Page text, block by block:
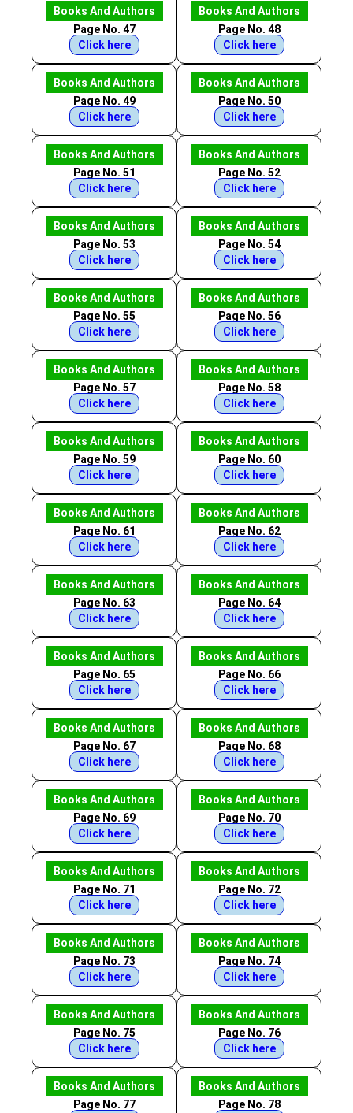
Books And Authors
Page No. 47
Click here
Books And Authors
Page No. 48
Click here
Books And Authors
Page No. 49
Click here
Books And Authors
Page No. 50
Click here
Books And Authors
Page No. 51
Click here
Books And Authors
Page No. 52
Click here
Books And Authors
Page No. 53
Click here
Books And Authors
Page No. 54
Click here
Books And Authors
Page No. 55
Click here
Books And Authors
Page No. 56
Click here
Books And Authors
Page No. 57
Click here
Books And Authors
Page No. 58
Click here
Books And Authors
Page No. 59
Click here
Books And Authors
Page No. 60
Click here
Books And Authors
Page No. 61
Click here
Books And Authors
Page No. 62
Click here
Books And Authors
Page No. 63
Click here
Books And Authors
Page No. 64
Click here
Books And Authors
Page No. 65
Click here
Books And Authors
Page No. 66
Click here
Books And Authors
Page No. 67
Click here
Books And Authors
Page No. 68
Click here
Books And Authors
Page No. 69
Click here
Books And Authors
Page No. 70
Click here
Books And Authors
Page No. 71
Click here
Books And Authors
Page No. 72
Click here
Books And Authors
Page No. 73
Click here
Books And Authors
Page No. 74
Click here
Books And Authors
Page No. 75
Click here
Books And Authors
Page No. 76
Click here
Books And Authors
Page No. 77
Books And Authors
Page No. 78